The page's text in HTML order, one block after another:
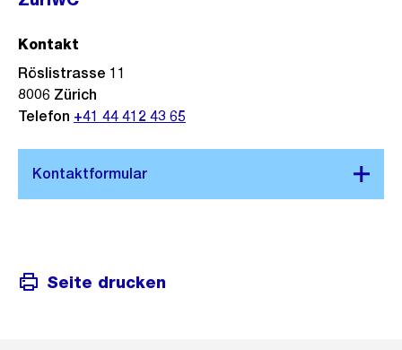
Kontakt
Röslistrasse 11
8006 Zürich
Telefon +41 44 412 43 65
Seite drucken